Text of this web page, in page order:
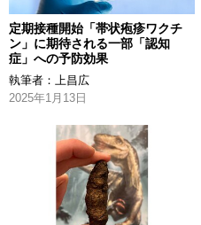
定期接種開始「帯状疱疹ワクチ
ン」に期待される一部「認知
症」への予防効果
執筆者： 上昌広
2025年1月13日